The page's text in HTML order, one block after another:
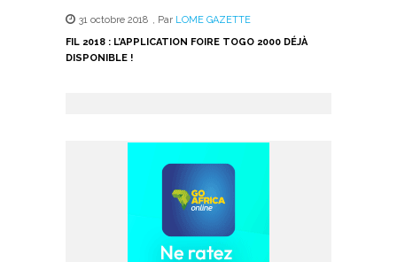
31 octobre 2018 , Par LOME GAZETTE
FIL 2018 : L’APPLICATION FOIRE TOGO 2000 DÉJÀ
DISPONIBLE !